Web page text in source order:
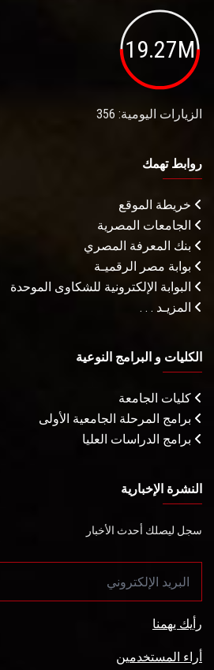
19.27M
الزيارات اليومية: 356
روابط تهمك
خريطة الموقع
الجامعات المصرية
بنك المعرفة المصري
بوابة مصر الرقميـة
البوابة الإلكترونية للشكاوى الموحدة
المزيـد . . .
الكليات و البرامج النوعية
كليات الجامعة
برامج المرحلة الجامعية الأولى
برامج الدراسات العليا
النشرة الإخبارية
سجل ليصلك أحدث الأخبار
رأيك يهمنا
أراء المستخدمين